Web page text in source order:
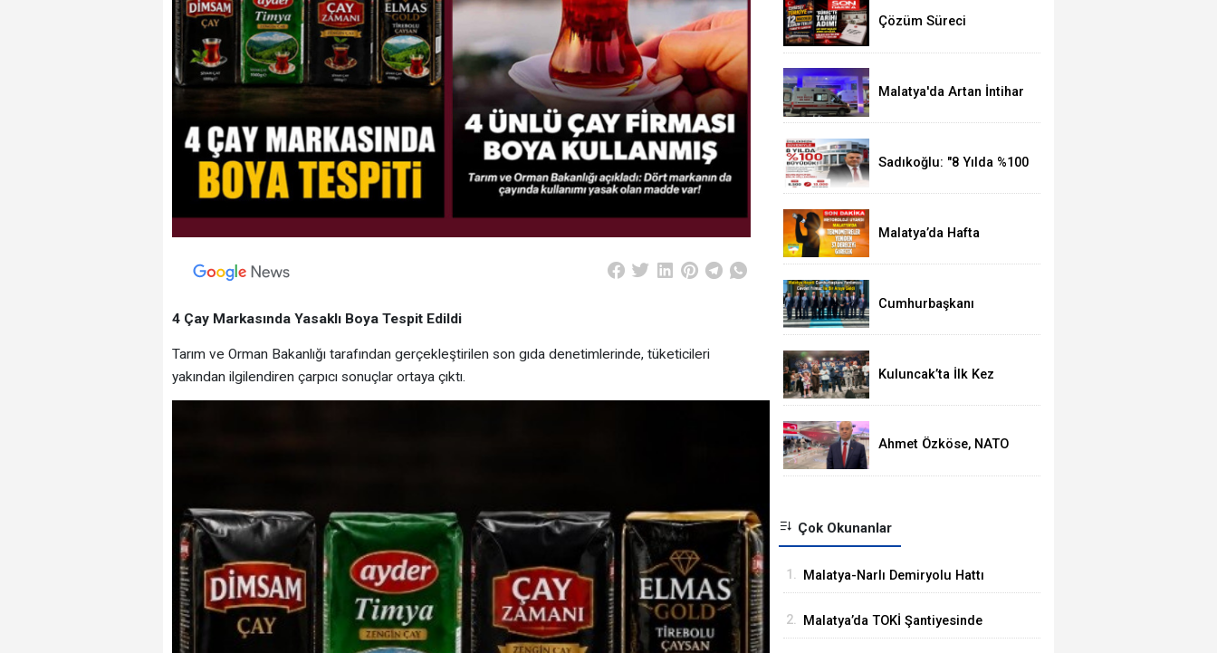
4 Çay Markasında Yasaklı Boya Tespit Edildi
Tarım ve Orman Bakanlığı tarafından gerçekleştirilen son gıda denetimlerinde, tüketicileri
yakından ilgilendiren çarpıcı sonuçlar ortaya çıktı.
Çözüm Süreci
Tam Metni TBMM'ye
Malatya'da Artan İntihar
Daha Eklendi
Sadıkoğlu: "8 Yılda %100
Güveni Gösteriyor
Malatya’da Hafta
Termometreler 37
Cumhurbaşkanı
Yılmaz, Malatya Heyetini
Kuluncak’ta İlk Kez
Festivali Sona Erdi
Ahmet Özköse, NATO
Türkiye'nin Gücünü
Çok Okunanlar
1. Malatya-Narlı Demiryolu Hattı
2. Malatya’da TOKİ Şantiyesinde